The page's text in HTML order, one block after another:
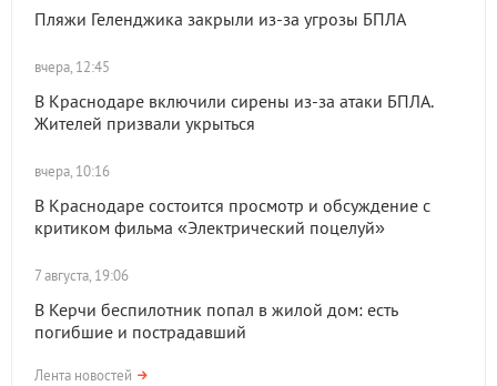
Пляжи Геленджика закрыли из-за угрозы БПЛА
вчера, 12:45
В Краснодаре включили сирены из-за атаки БПЛА.
Жителей призвали укрыться
вчера, 10:16
В Краснодаре состоится просмотр и обсуждение с
критиком фильма «Электрический поцелуй»
7 августа, 19:06
В Керчи беспилотник попал в жилой дом: есть
погибшие и пострадавший
Лента новостей